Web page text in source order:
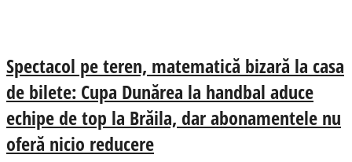
Spectacol pe teren, matematică bizară la casa
de bilete: Cupa Dunărea la handbal aduce
echipe de top la Brăila, dar abonamentele nu
oferă nicio reducere